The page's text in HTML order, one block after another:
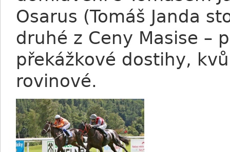
Osarus (Tomáš Janda
druhé z Ceny Masise –
překážkové dostihy,
rovinové.